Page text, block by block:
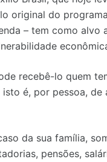
original do
– tem como alvo
recebê-lo quem
é, por pessoa, de
da sua família,
pensões,